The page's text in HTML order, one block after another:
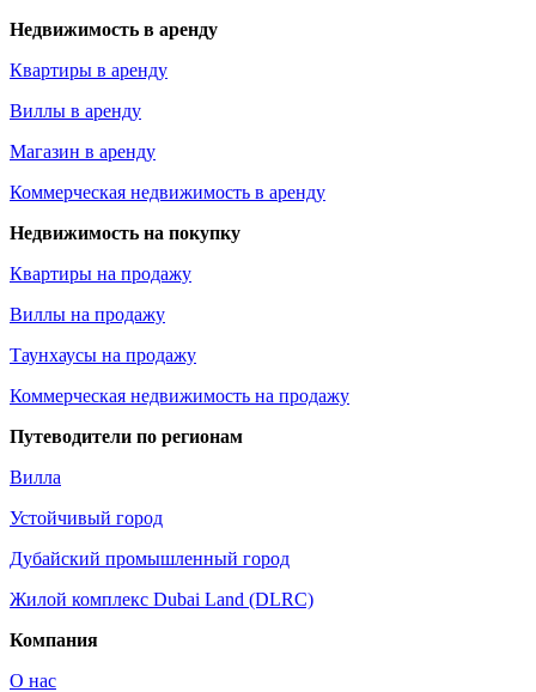
Недвижимость в аренду
Квартиры в аренду
Виллы в аренду
Магазин в аренду
Коммерческая недвижимость в аренду
Недвижимость на покупку
Квартиры на продажу
Виллы на продажу
Таунхаусы на продажу
Коммерческая недвижимость на продажу
Путеводители по регионам
Вилла
Устойчивый город
Дубайский промышленный город
Жилой комплекс Dubai Land (DLRC)
Компания
О нас